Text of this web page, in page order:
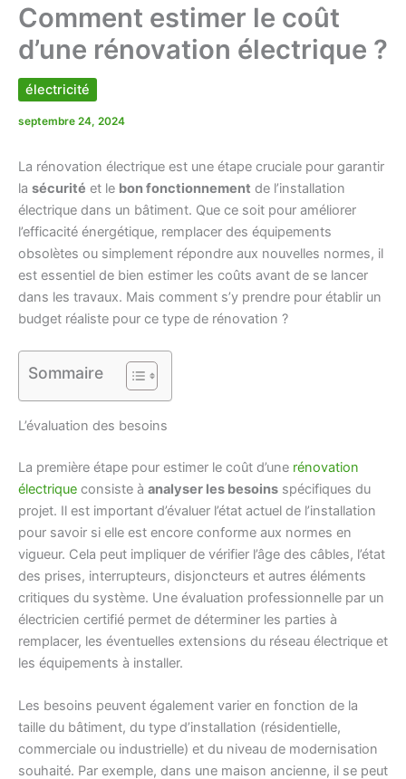
Comment estimer le coût
d’une rénovation électrique ?
électricité
septembre 24, 2024
La rénovation électrique est une étape cruciale pour garantir
la sécurité et le bon fonctionnement de l’installation
électrique dans un bâtiment. Que ce soit pour améliorer
l’efficacité énergétique, remplacer des équipements
obsolètes ou simplement répondre aux nouvelles normes, il
est essentiel de bien estimer les coûts avant de se lancer
dans les travaux. Mais comment s’y prendre pour établir un
budget réaliste pour ce type de rénovation ?
Sommaire
L’évaluation des besoins
La première étape pour estimer le coût d’une rénovation
électrique consiste à analyser les besoins spécifiques du
projet. Il est important d’évaluer l’état actuel de l’installation
pour savoir si elle est encore conforme aux normes en
vigueur. Cela peut impliquer de vérifier l’âge des câbles, l’état
des prises, interrupteurs, disjoncteurs et autres éléments
critiques du système. Une évaluation professionnelle par un
électricien certifié permet de déterminer les parties à
remplacer, les éventuelles extensions du réseau électrique et
les équipements à installer.
Les besoins peuvent également varier en fonction de la
taille du bâtiment, du type d’installation (résidentielle,
commerciale ou industrielle) et du niveau de modernisation
souhaité. Par exemple, dans une maison ancienne, il se peut